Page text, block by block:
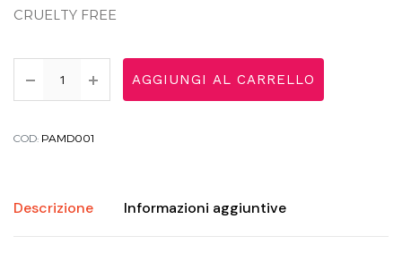
CRUELTY FREE
AGGIUNGI AL CARRELLO
COD: PAMD001
Descrizione Informazioni aggiuntive